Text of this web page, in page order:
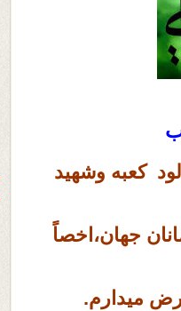
کعبه وشهید
جهان،اخصاً
میدارم.